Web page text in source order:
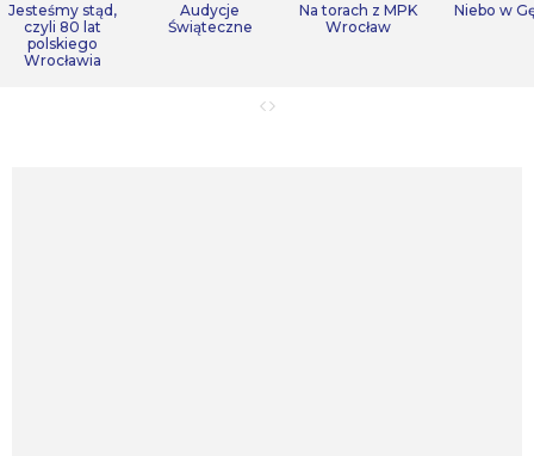
Jesteśmy stąd,
czyli 80 lat
polskiego
Wrocławia
Audycje
Świąteczne
Na torach z MPK
Wrocław
Niebo w